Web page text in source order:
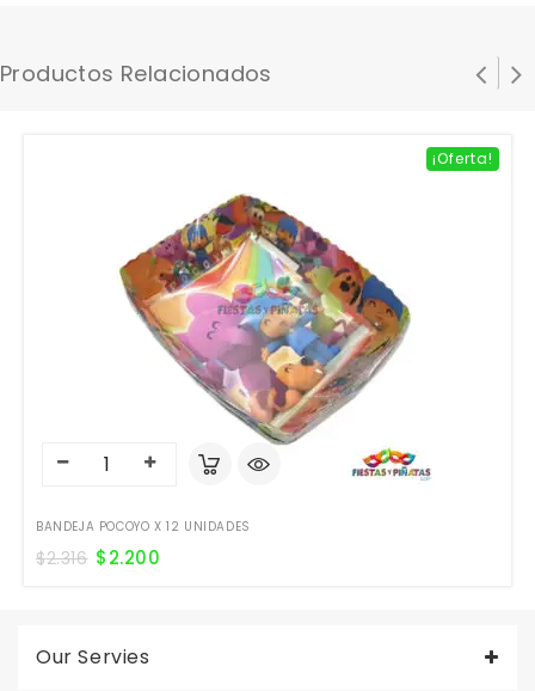
Productos Relacionados
¡Oferta!
BANDEJA POCOYO X 12 UNIDADES
$2.316 $2.200
Our Servies